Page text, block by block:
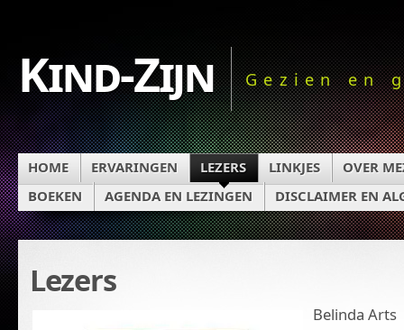
Kind-Zijn Gezien en
HOME ERVARINGEN LEZERS LINKJES
OVER
BOEKEN
AGENDA EN LEZINGEN DISCLAIMER EN
Lezers
Belinda Arts